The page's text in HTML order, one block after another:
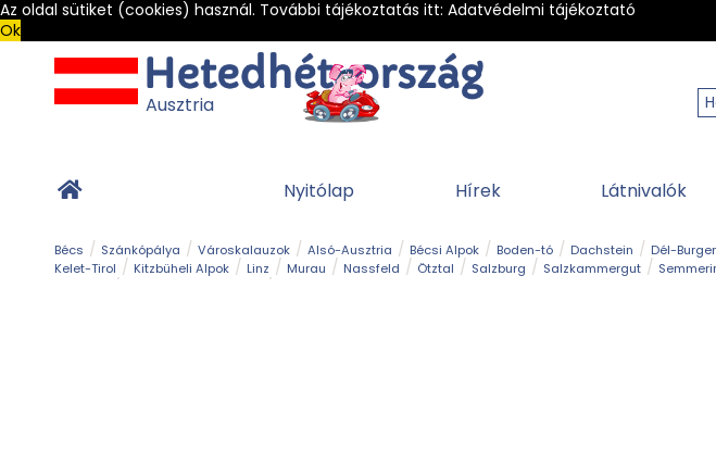
Az oldal sütiket (cookies) használ. További tájékoztatás itt: Adatvédelmi tájékoztató
Ok
Ausztria
Nyitólap Hírek Látnivalók
Bécs Szánkópálya Városkalauzok Alsó-Ausztria Bécsi Alpok Boden-tó Dachstein Dél-
Kelet-Tirol
Kitzbüheli Alpok Linz Murau Nassfeld Ötztal Salzburg Salzkammergut